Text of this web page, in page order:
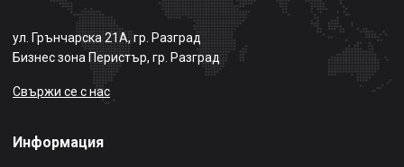
ул. Грънчарска 21А, гр. Разград
Бизнес зона Перистър, гр. Разград
Свържи се с нас
Информация